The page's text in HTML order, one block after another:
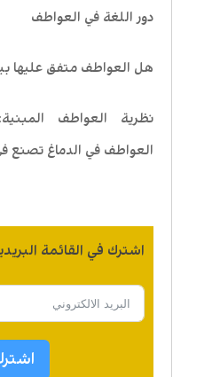
دور اللغة في العواطف
هل العواطف متفق عليها بين
نظرية العواطف
العواطف في الدماغ تصنع
اشترك في القائمة